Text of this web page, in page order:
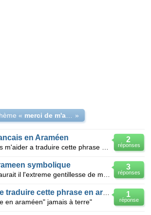
« »
2
réponses
en Araméen
3
réponses
symbolique
1
réponse
en araméen" jamais à terre"